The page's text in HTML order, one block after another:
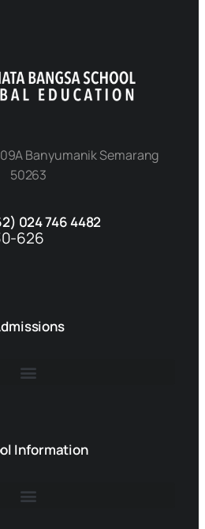
Banyumanik Semarang
50263
024 746 4482
626
Information